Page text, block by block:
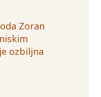
Zoran
ozbiljna